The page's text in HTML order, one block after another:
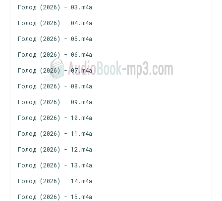
Голод (2026) - 03.m4a
Голод (2026) - 04.m4a
Голод (2026) - 05.m4a
Голод (2026) - 06.m4a
Голод (2026) - 07.m4a
Голод (2026) - 08.m4a
Голод (2026) - 09.m4a
Голод (2026) - 10.m4a
Голод (2026) - 11.m4a
Голод (2026) - 12.m4a
Голод (2026) - 13.m4a
Голод (2026) - 14.m4a
Голод (2026) - 15.m4a